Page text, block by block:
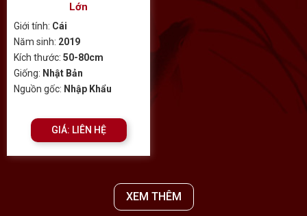
Lớn
Giới tính: Cái
Năm sinh: 2019
Kích thước: 50-80cm
Giống: Nhật Bản
Nguồn gốc: Nhập Khẩu
GIÁ: LIÊN HỆ
XEM THÊM